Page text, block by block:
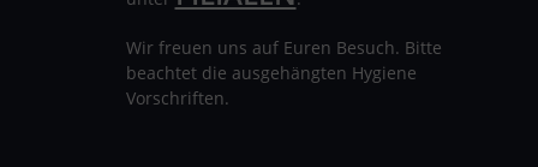
Wir freuen uns auf Euren Besuch. Bitte
beachtet die ausgehängten Hygiene
Vorschriften.